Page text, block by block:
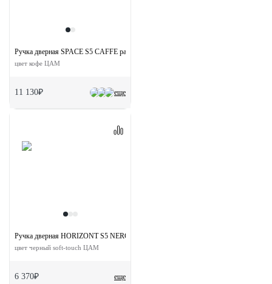
еще
Ручка дверная SPACE S5 CAFFE раздельная на квадратной розетке
цвет кофе ЦАМ
11 130₽
еще
Ручка дверная HORIZONT S5 NERO-ST на квадратной розетке
цвет черный soft-touch ЦАМ
6 370₽